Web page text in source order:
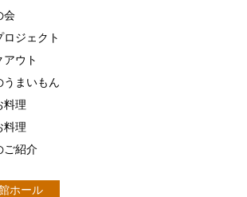
会
ロジェクト
アウト
うまいもん
料理
料理
ご紹介
ホール